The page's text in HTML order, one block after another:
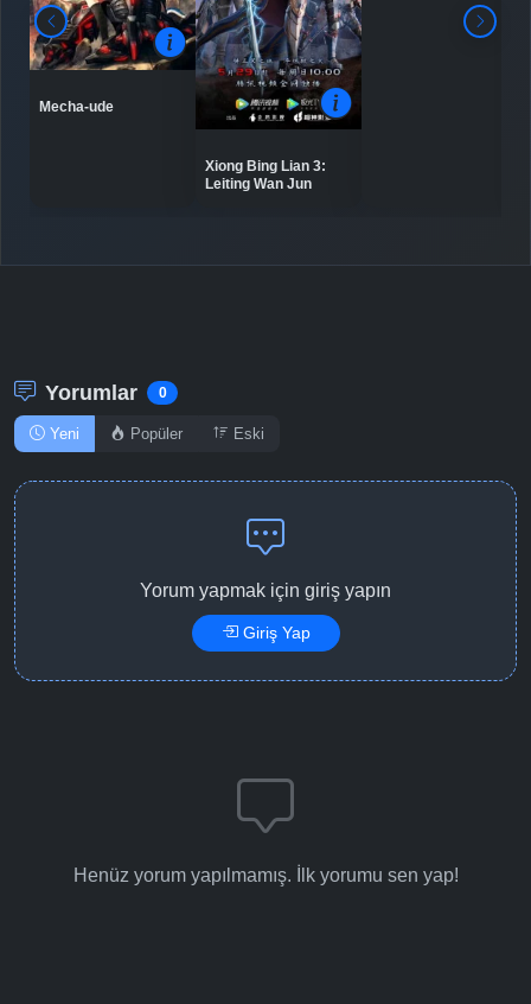
Mecha-ude
Xiong Bing Lian 3:
Leiting Wan Jun
Yorumlar 0
Yeni Popüler Eski
Yorum yapmak için giriş yapın
Giriş Yap
Henüz yorum yapılmamış. İlk yorumu sen yap!